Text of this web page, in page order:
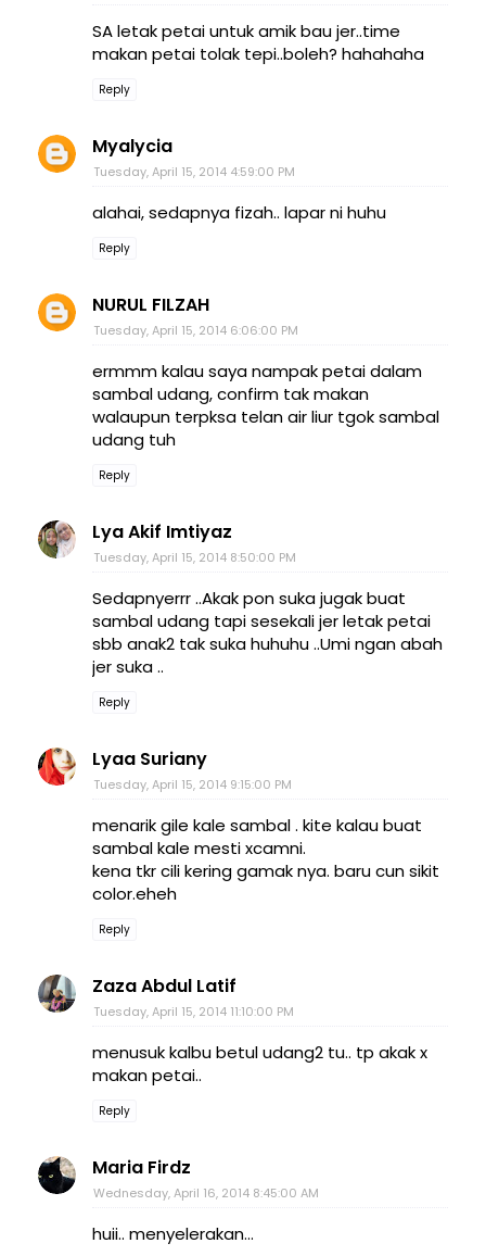
SA letak petai untuk amik bau jer..time
makan petai tolak tepi..boleh? hahahaha
Reply
Myalycia
Tuesday, April 15, 2014 4:59:00 PM
alahai, sedapnya fizah.. lapar ni huhu
Reply
NURUL FILZAH
Tuesday, April 15, 2014 6:06:00 PM
ermmm kalau saya nampak petai dalam
sambal udang, confirm tak makan
walaupun terpksa telan air liur tgok sambal
udang tuh
Reply
Lya Akif Imtiyaz
Tuesday, April 15, 2014 8:50:00 PM
Sedapnyerrr ..Akak pon suka jugak buat
sambal udang tapi sesekali jer letak petai
sbb anak2 tak suka huhuhu ..Umi ngan abah
jer suka ..
Reply
Lyaa Suriany
Tuesday, April 15, 2014 9:15:00 PM
menarik gile kale sambal . kite kalau buat
sambal kale mesti xcamni.
kena tkr cili kering gamak nya. baru cun sikit
color.eheh
Reply
Zaza Abdul Latif
Tuesday, April 15, 2014 11:10:00 PM
menusuk kalbu betul udang2 tu.. tp akak x
makan petai..
Reply
Maria Firdz
Wednesday, April 16, 2014 8:45:00 AM
huii.. menyelerakan...